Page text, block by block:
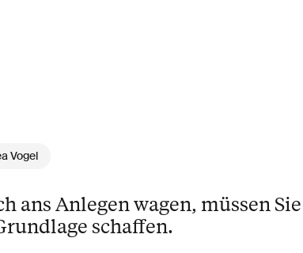
Vogel
ans Anlegen wagen, müssen
schaffen.